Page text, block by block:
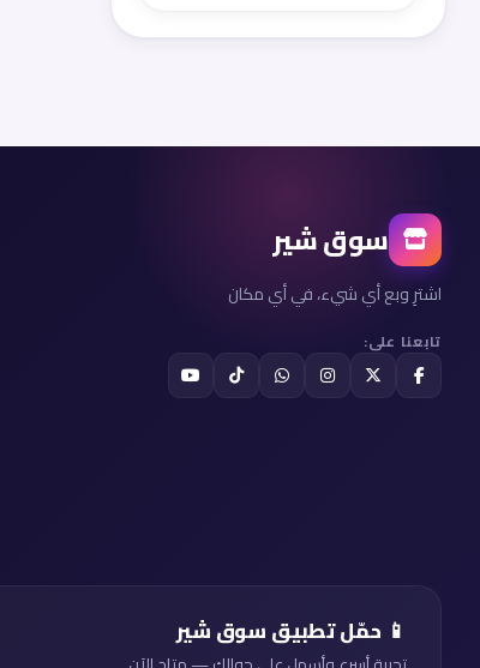
سوق شير
اشترِ وبع أي شيء، في أي مكان
تابعنا على:
📱 حمّل تطبيق سوق شير